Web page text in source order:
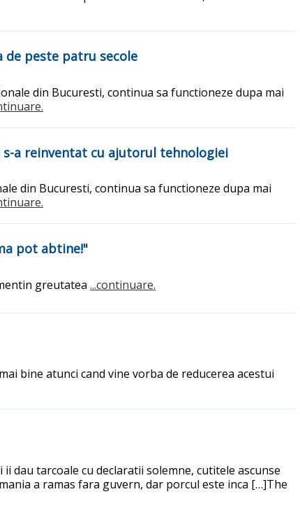
de peste patru secole
din Bucuresti, continua sa functioneze dupa mai
a reinventat cu ajutorul tehnologiei
din Bucuresti, continua sa functioneze dupa mai
pot abtine!"
greutatea ...continuare.
bine atunci cand vine vorba de reducerea acestui
dau tarcoale cu declaratii solemne, cutitele ascunse
a ramas fara guvern, dar porcul este inca […]The